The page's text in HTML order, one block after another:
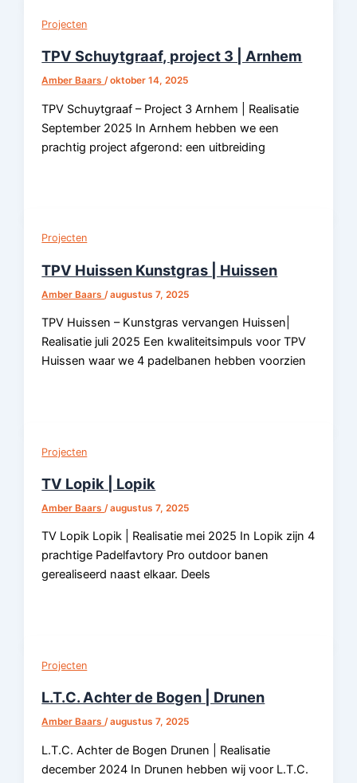
Projecten
TPV Schuytgraaf, project 3 | Arnhem
Amber Baars/oktober 14, 2025
TPV Schuytgraaf – Project 3 Arnhem | Realisatie
September 2025 In Arnhem hebben we een
prachtig project afgerond: een uitbreiding
Projecten
TPV Huissen Kunstgras | Huissen
Amber Baars /augustus 7, 2025
TPV Huissen – Kunstgras vervangen Huissen|
Realisatie juli 2025 Een kwaliteitsimpuls voor TPV
Huissen waar we 4 padelbanen hebben voorzien
Projecten
TV Lopik | Lopik
Amber Baars /augustus 7, 2025
TV Lopik Lopik | Realisatie mei 2025 In Lopik zijn 4
prachtige Padelfavtory Pro outdoor banen
gerealiseerd naast elkaar. Deels
Projecten
L.T.C. Achter de Bogen | Drunen
Amber Baars/augustus 7, 2025
L.T.C. Achter de Bogen Drunen | Realisatie
december 2024 In Drunen hebben wij voor L.T.C.